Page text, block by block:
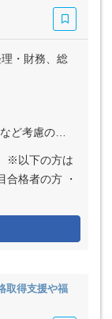
・財務、総
定いたします
合格者の方 ・
取得支援や福